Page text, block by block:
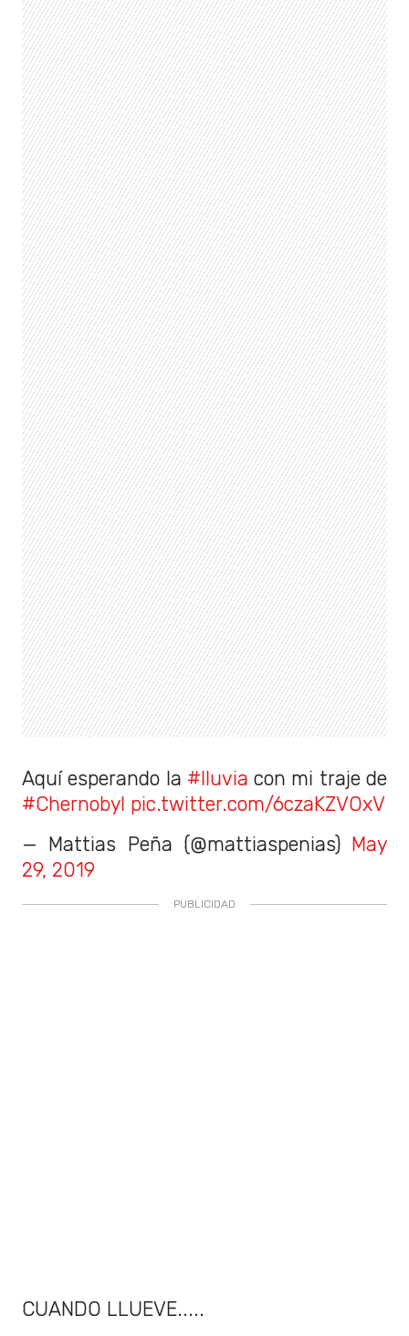
Aquí esperando la #lluvia con mi traje de
#Chernobyl pic.twitter.com/6czaKZVOxV
— Mattias Peña (@mattiaspenias) May
29, 2019
CUANDO LLUEVE.....